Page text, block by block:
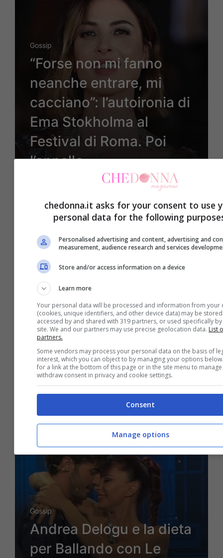
Gossip
“Forse non mi fanno
neanche entrare, mi
cacciano”: l’autoironia di
Ema Stokholma al
Festival di Roma. Poi
l’appello
15 Ottobre 2025
Gossip
Anticipazioni Uomini e
Donne: la prima coppia e
un inaspettato regalo,
scintille in studio
Gossip
Andrea Delogu e la dieta
per Ballando con Le
chedonna.it asks for your consent to use
personal data for the following
Personalised advertising and content, advertising and
measurement, audience research and services
Store and/or access information on a device
Learn more
Your personal data will be processed and information from your
(cookies, unique identifiers, and other device data) may be
accessed by and shared with 319 partners, or used specifically
site. We and our partners may use precise geolocation data. List
partners.
Some vendors may process your personal data on the basis of
interest, which you can object to by managing your options
for a link at the bottom of this page or in the site menu to
withdraw consent in privacy and cookie settings.
Consent
Manage options